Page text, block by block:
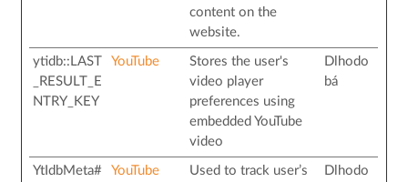
content on the
website.
ytidb::LAST
_RESULT_E
NTRY_KEY
YouTube
Stores the user's
video player
preferences using
embedded YouTube
video
Dlhodo
bá
YtIdbMeta#
YouTube
Used to track user’s
Dlhodo